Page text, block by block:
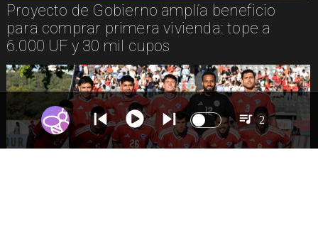
Proyecto de Gobierno amplía beneficio
para comprar primera vivienda: tope a
6.000 UF y 30 mil cupos
2